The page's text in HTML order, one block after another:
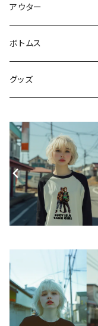
スウェット・パーカー
Tシャツ
シャツ
アウター
ジャケット・ブルゾン
ボトムス
グッズ
モバイルケース
Androidケース
iPhoneケース
スマホリング
ステッカー
アクセサリー
バッグ